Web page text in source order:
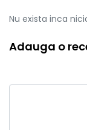
Nu exista inca
Adauga o